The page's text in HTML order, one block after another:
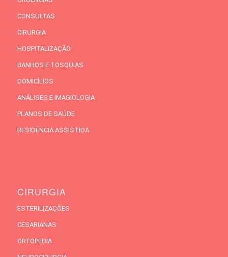
CONSULTAS
CIRURGIA
HOSPITALIZAÇÃO
BANHOS E TOSQUIAS
DOMICÍLIOS
ANÁLISES E IMAGIOLOGIA
PLANOS DE SAÚDE
RESIDÊNCIA ASSISTIDA
CIRURGIA
ESTERILIZAÇÕES
CESARIANAS
ORTOPEDIA